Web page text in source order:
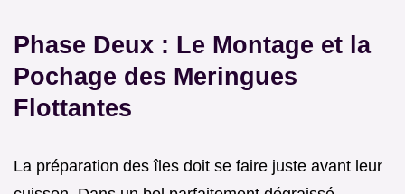
Phase Deux : Le Montage et la
Pochage des Meringues
Flottantes
La préparation des îles doit se faire juste avant leur